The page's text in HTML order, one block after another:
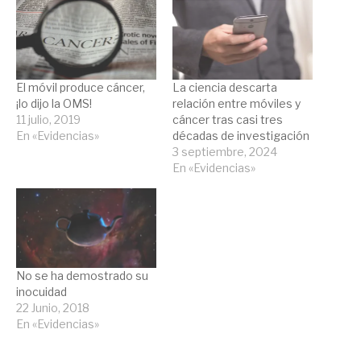
El móvil produce cáncer,
¡lo dijo la OMS!
11 julio, 2019
En «Evidencias»
La ciencia descarta
relación entre móviles y
cáncer tras casi tres
décadas de investigación
3 septiembre, 2024
En «Evidencias»
No se ha demostrado su
inocuidad
22 Junio, 2018
En «Evidencias»